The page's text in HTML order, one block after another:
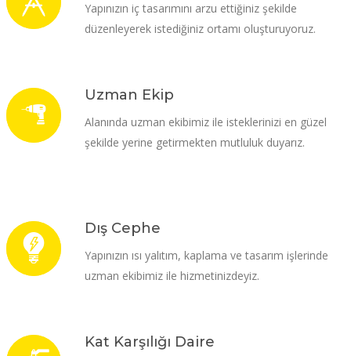
Yapınızın iç tasarımını arzu ettiğiniz şekilde
düzenleyerek istediğiniz ortamı oluşturuyoruz.
Uzman Ekip
Alanında uzman ekibimiz ile isteklerinizi en güzel
şekilde yerine getirmekten mutluluk duyarız.
Dış Cephe
Yapınızın ısı yalıtım, kaplama ve tasarım işlerinde
uzman ekibimiz ile hizmetinizdeyiz.
Kat Karşılığı Daire